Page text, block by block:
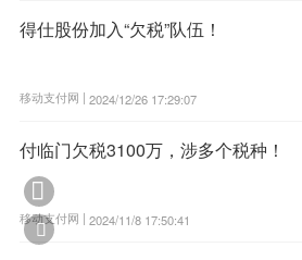
得仕股份加入“欠税”队伍！
移动支付网 | 2024/12/26 17:29:07
付临门欠税3100万，涉多个税种！
移动支付网 | 2024/11/8 17:50:41

